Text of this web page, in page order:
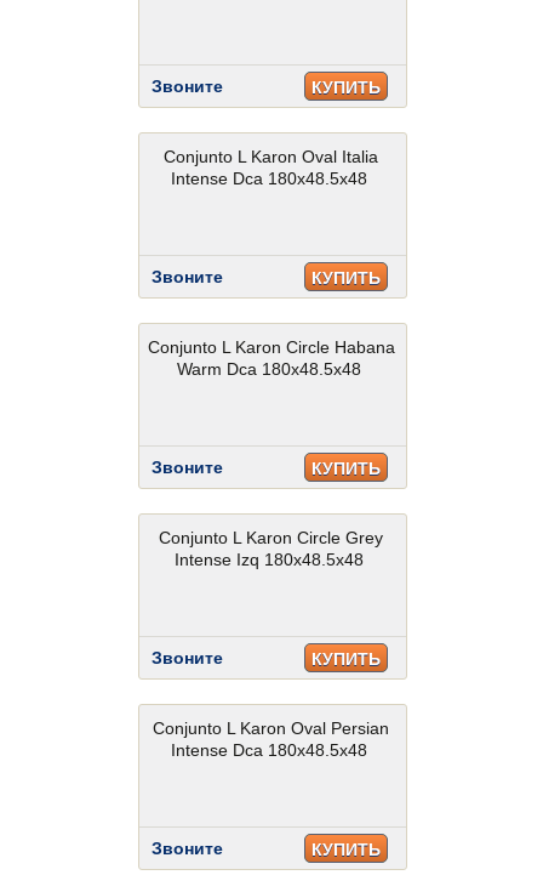
Звоните КУПИТЬ
Conjunto L Karon Oval Italia
Intense Dca 180x48.5x48
Звоните КУПИТЬ
Conjunto L Karon Circle Habana
Warm Dca 180x48.5x48
Звоните КУПИТЬ
Conjunto L Karon Circle Grey
Intense Izq 180x48.5x48
Звоните КУПИТЬ
Conjunto L Karon Oval Persian
Intense Dca 180x48.5x48
Звоните КУПИТЬ